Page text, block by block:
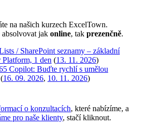
na našich kurzech ExcelTown.
jak online, tak prezenčně.
/ SharePoint seznamy – základní
Platform, 1 den (13. 11. 2026)
Copilot: Buďte rychlí s umělou
(16. 09. 2026, 10. 11. 2026)
o konzultacích, které nabízíme, a
pro naše klienty, stačí kliknout.